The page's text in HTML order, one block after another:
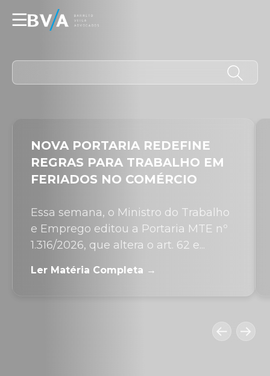
☰
NOVA PORTARIA REDEFINE
REGRAS PARA TRABALHO EM
FERIADOS NO COMÉRCIO
Essa semana, o Ministro do Trabalho
e Emprego editou a Portaria MTE nº
1.316/2026, que altera o art. 62 e...
Ler Matéria Completa →